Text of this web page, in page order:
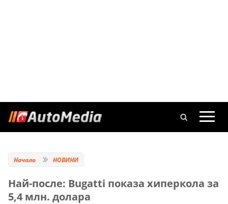
Начало НОВИНИ
Най-после: Bugatti показа хиперкола за
5,4 млн. долара